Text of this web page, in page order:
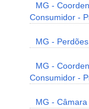
MG -
Consumidor -
MG -
MG -
Consumidor -
MG -